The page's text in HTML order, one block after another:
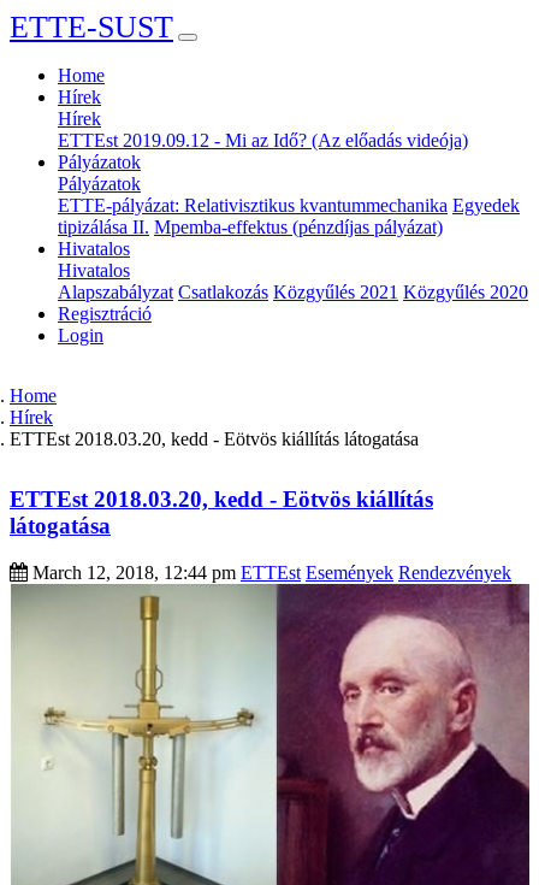
ETTE-SUST
Home
Hírek
Hírek
ETTEst 2019.09.12 - Mi az Idő? (Az előadás videója)
Pályázatok
Pályázatok
ETTE-pályázat: Relativisztikus kvantummechanika Egyedek
tipizálása II. Mpemba-effektus (pénzdíjas pályázat)
Hivatalos
Hivatalos
Alapszabályzat Csatlakozás Közgyűlés 2021 Közgyűlés 2020
Regisztráció
Login
Home
Hírek
ETTEst 2018.03.20, kedd - Eötvös kiállítás látogatása
ETTEst 2018.03.20, kedd - Eötvös kiállítás
látogatása
March 12, 2018, 12:44 pm ETTEst Események Rendezvények